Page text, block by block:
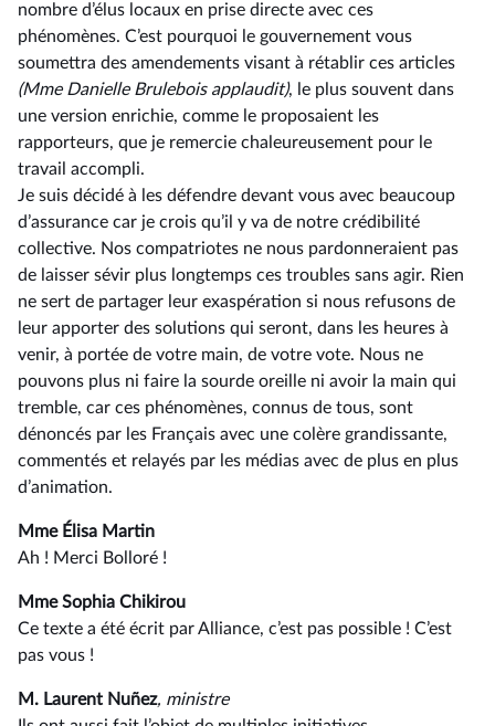
nombre d’élus locaux en prise directe avec ces
phénomènes. C’est pourquoi le gouvernement vous
soumettra des amendements visant à rétablir ces articles
(Mme Danielle Brulebois applaudit), le plus souvent dans
une version enrichie, comme le proposaient les
rapporteurs, que je remercie chaleureusement pour le
travail accompli.
Je suis décidé à les défendre devant vous avec beaucoup
d’assurance car je crois qu’il y va de notre crédibilité
collective. Nos compatriotes ne nous pardonneraient pas
de laisser sévir plus longtemps ces troubles sans agir. Rien
ne sert de partager leur exaspération si nous refusons de
leur apporter des solutions qui seront, dans les heures à
venir, à portée de votre main, de votre vote. Nous ne
pouvons plus ni faire la sourde oreille ni avoir la main qui
tremble, car ces phénomènes, connus de tous, sont
dénoncés par les Français avec une colère grandissante,
commentés et relayés par les médias avec de plus en plus
d’animation.
Mme Élisa Martin
Ah ! Merci Bolloré !
Mme Sophia Chikirou
Ce texte a été écrit par Alliance, c’est pas possible ! C’est
pas vous !
M. Laurent Nuñez, ministre